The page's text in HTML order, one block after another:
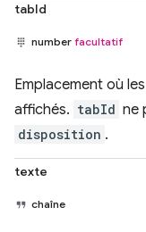
tabId
number facultatif
Emplacement où
affichés. tabId ne
disposition .
texte
chaîne